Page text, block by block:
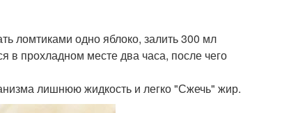
ломтиками одно яблоко, залить 300 мл
в прохладном месте два часа, после чего
лишнюю жидкость и легко "Сжечь" жир.